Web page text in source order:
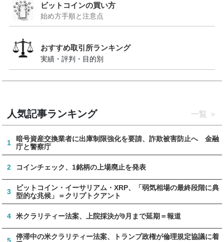
ビットコインの買い方
始め方手順と注意点
おすすめ取引所ランキング
実績・評判・目的別
人気記事ランキング 一覧
1
暗号資産交換業者に出庫制限強化を要請、詐欺被害防止へ 金融
庁と警察庁
2 コインチェック、1銘柄の上場廃止を発表
3
ビットコイン・イーサリアム・XRP、「弱気相場の最終段階に典
型的な兆候」＝クリプトクアント
4 米クラリティー法案、上院採決が9月まで延期＝報道
停滞中の米クラリティー法案、トランプ政権が倫理規定協議に着